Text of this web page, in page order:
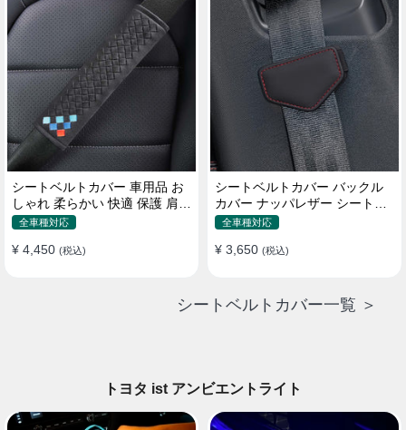
シートベルトカバー 車用品 お
しゃれ 柔らかい 快適 保護 肩当
てパッド 圧迫感軽減
全車種対応
¥ 4,450 (税込)
シートベルトカバー バックル
カバー ナッパレザー シートベ
ルトパッド 異音防止 傷防止 マ
全車種対応
¥ 3,650 (税込)
シートベルトカバー一覧 ＞
トヨタ ist アンビエントライト